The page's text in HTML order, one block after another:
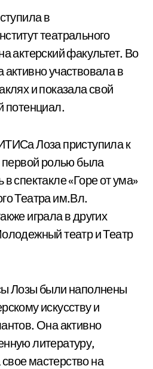
в
театрального
актерский факультет. Во
участвовала в
и показала свой
потенциал.
Лоза приступила к
первой ролью была
спектакле «Горе от ума»
Театра им.Вл.
играла в других
театр и Театр
Лозы были наполнены
искусству и
Она активно
литературу,
мастерство на